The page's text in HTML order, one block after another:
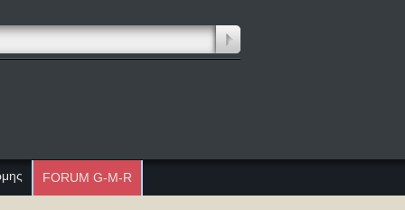
FORUM G-M-R